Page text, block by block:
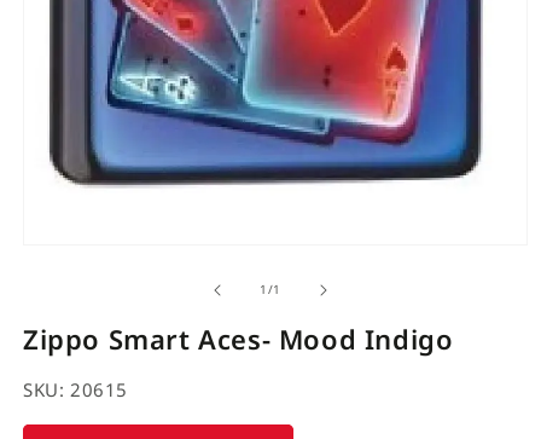
in
modal
1 /of1
Zippo Smart Aces- Mood Indigo
SKU: 20615